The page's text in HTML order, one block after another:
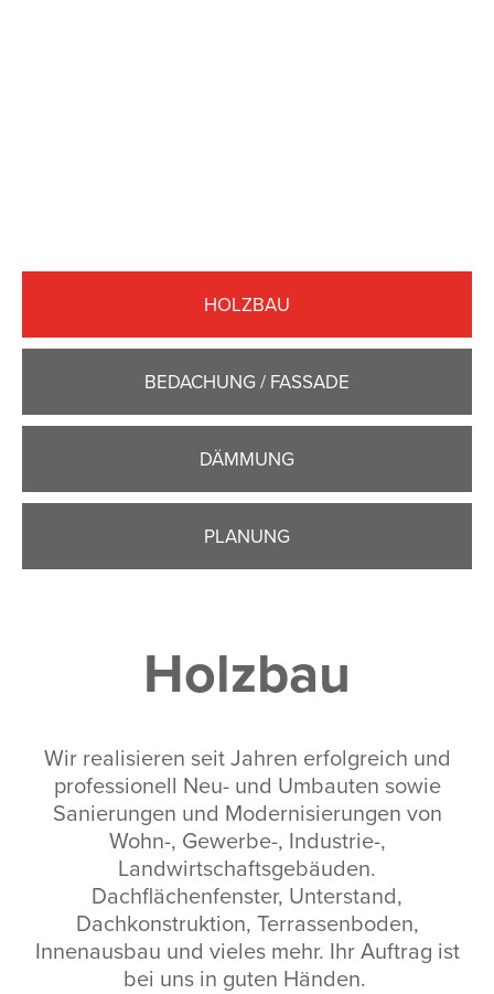
HOLZBAU
BEDACHUNG / FASSADE
DÄMMUNG
PLANUNG
Holzbau
Wir realisieren seit Jahren erfolgreich und
professionell Neu- und Umbauten sowie
Sanierungen und Modernisierungen von
Wohn-, Gewerbe-, Industrie-,
Landwirtschaftsgebäuden.
Dachflächenfenster, Unterstand,
Dachkonstruktion, Terrassenboden,
Innenausbau und vieles mehr. Ihr Auftrag ist
bei uns in guten Händen.